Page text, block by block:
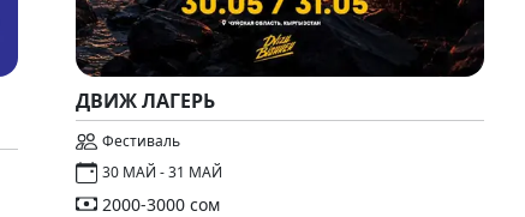
ДВИЖ ЛАГЕРЬ
Фестиваль
30 МАЙ - 31 МАЙ
2000-3000 сом